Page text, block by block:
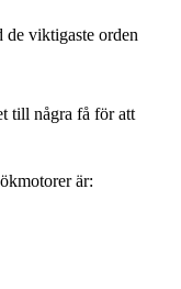
de viktigaste orden
till några få för att
är: